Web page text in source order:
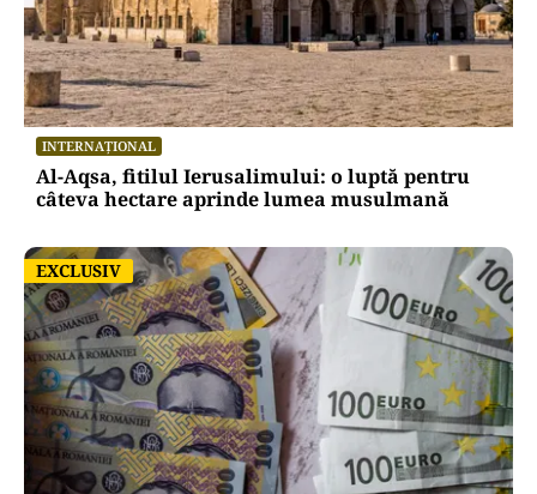
INTERNAȚIONAL
Al-Aqsa, fitilul Ierusalimului: o luptă pentru
câteva hectare aprinde lumea musulmană
EXCLUSIV
EXCLUSIV